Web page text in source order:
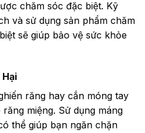
chăm sóc đặc biệt. Kỹ
và sử dụng sản phẩm chăm
sẽ giúp bảo vệ sức khỏe
răng hay cắn móng tay
miệng. Sử dụng máng
thể giúp bạn ngăn chặn